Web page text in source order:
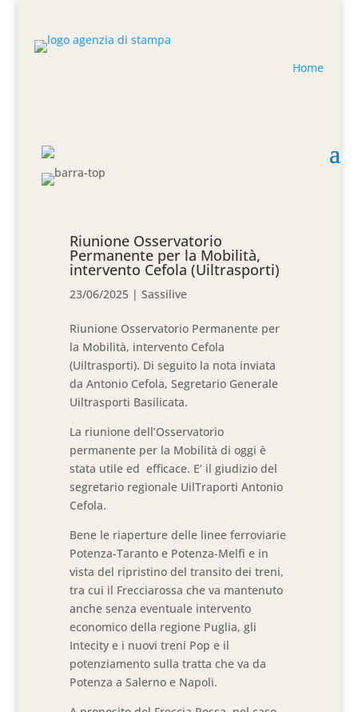
Home
Riunione Osservatorio
Permanente per la Mobilità,
intervento Cefola (Uiltrasporti)
23/06/2025 |Sassilive
Riunione Osservatorio Permanente per
la Mobilità, intervento Cefola
(Uiltrasporti). Di seguito la nota inviata
da Antonio Cefola, Segretario Generale
Uiltrasporti Basilicata.
La riunione dell’Osservatorio
permanente per la Mobilità di oggi è
stata utile ed efficace. E’ il giudizio del
segretario regionale UilTraporti Antonio
Cefola.
Bene le riaperture delle linee ferroviarie
Potenza-Taranto e Potenza-Melfi e in
vista del ripristino del transito dei treni,
tra cui il Frecciarossa che va mantenuto
anche senza eventuale intervento
economico della regione Puglia, gli
Intecity e i nuovi treni Pop e il
potenziamento sulla tratta che va da
Potenza a Salerno e Napoli.